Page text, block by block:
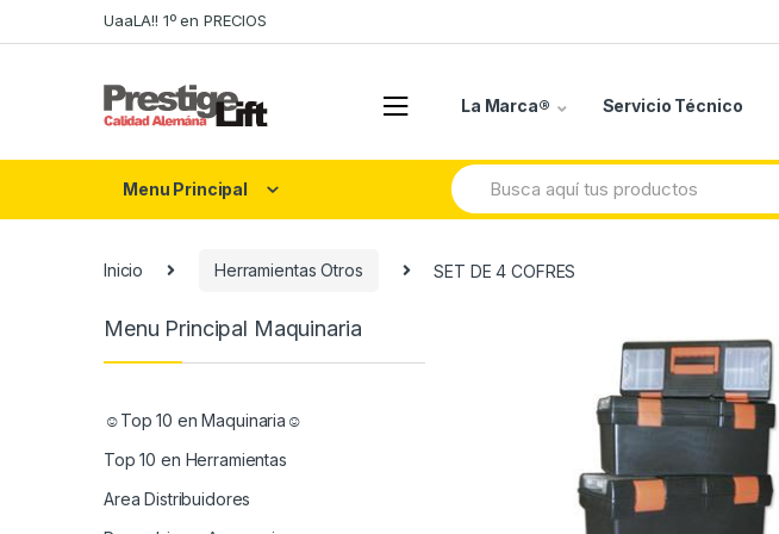
to
to
UaaLA!! 1º en PRECIOS
La Marca® Servicio Técnico
Menu Principal
Search
for:
Inicio Herramientas Otros SET DE 4 COFRES
Menu Principal Maquinaria
☺Top 10 en Maquinaria☺
Top 10 en Herramientas
Area Distribuidores